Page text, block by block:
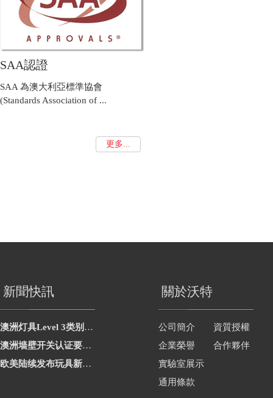
SAA認證
SAA 為澳大利亞標準協會
(Standards Association of ...
更多...
新聞快訊
澳洲灯具Level 3类别新增2项
澳洲墙壁开关认证要求修订
欧美陆续发布玩具新要求
關於沃特
公司簡介
資質授權
企業榮譽
合作夥伴
實驗室展示
通用條款